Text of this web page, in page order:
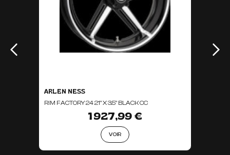
ARLEN NESS
RIM FACTORY 24 21" X 3.5" BLACK CC
1 927,99 €
VOIR